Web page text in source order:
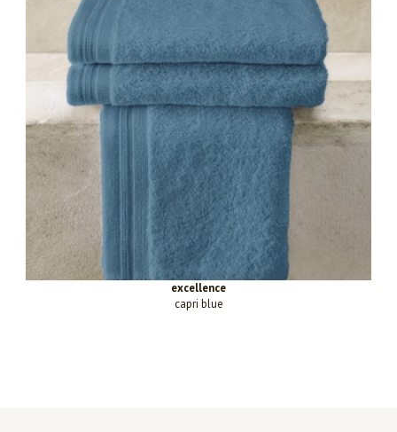
excellence
capri blue